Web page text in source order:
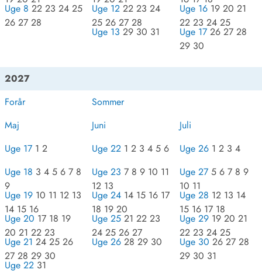
Uge 8 22 23 24 25
26 27 28
Uge 12 22 23 24
25 26 27 28
Uge 13 29 30 31
Uge 16 19 20 21
22 23 24 25
Uge 17 26 27 28
29 30
2027
Forår
Maj
Uge 17 1 2
Uge 18 3 4 5 6 7 8
9
Uge 19 10 11 12 13
14 15 16
Uge 20 17 18 19
20 21 22 23
Uge 21 24 25 26
27 28 29 30
Uge 22 31
Sommer
Juni
Uge 22 1 2 3 4 5 6
Uge 23 7 8 9 10 11
12 13
Uge 24 14 15 16 17
18 19 20
Uge 25 21 22 23
24 25 26 27
Uge 26 28 29 30
Juli
Uge 26 1 2 3 4
Uge 27 5 6 7 8 9
10 11
Uge 28 12 13 14
15 16 17 18
Uge 29 19 20 21
22 23 24 25
Uge 30 26 27 28
29 30 31